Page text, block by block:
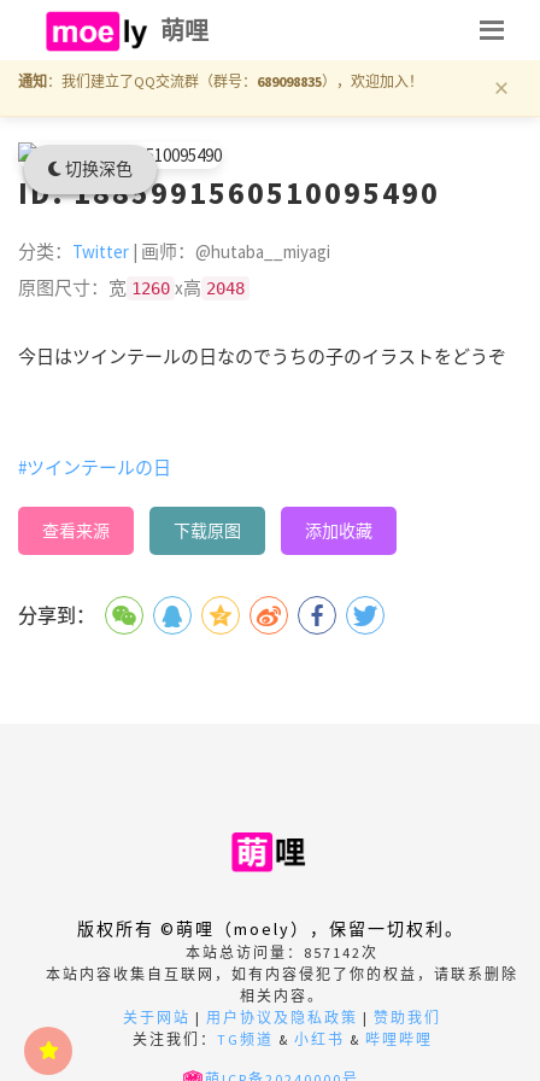
切换深色
萌哩
通知 ：我们建立了QQ交流群（群号： 689098835），欢迎加入！ ×
ID: 1885991560510095490
分类： Twitter | 画师：@hutaba__miyagi
原图尺寸：宽 1260 x高 2048
今日はツインテールの日なのでうちの子のイラストをどうぞ
#ツインテールの日
查看来源 下载原图 添加收藏
分享到：
版权所有 ©萌哩（moely），保留一切权利。
本站总访问量： 857142次
本站内容收集自互联网，如有内容侵犯了你的权益，请联系删除
相关内容。
关于网站 | 用户协议及隐私政策 | 赞助我们
关注我们： TG频道 & 小红书 & 哔哩哔哩